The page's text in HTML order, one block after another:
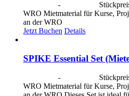
-
WRO Mietmaterial für Kurse,
an der WRO
Jetzt Buchen Details
SPIKE Essential Set
-
WRO Mietmaterial für Kurse,